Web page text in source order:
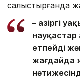
салыстырғанда
– Қазіргі
етпейді
жағдайда